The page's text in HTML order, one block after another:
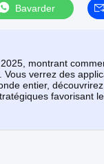
Bavarder
montrant
verrez des
entier,
favorisant